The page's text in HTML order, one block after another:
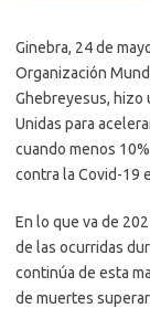
Ginebra, 24 de
Organización
Ghebreyesus, hizo
Unidas para
cuando menos
contra la Covid-19
En lo que va de
de las ocurridas
continúa de esta
de muertes